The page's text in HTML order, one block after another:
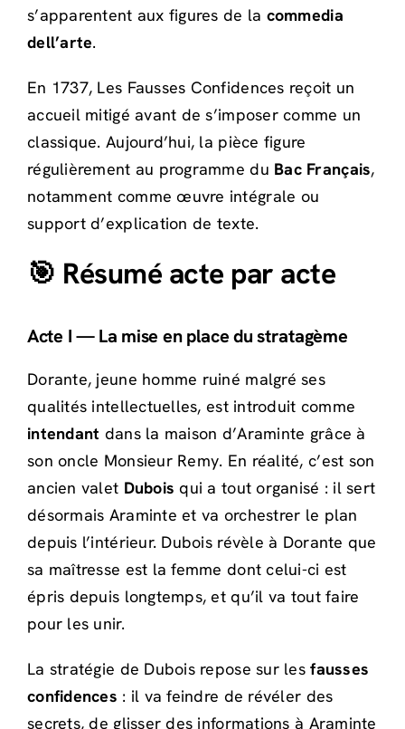
s’apparentent aux figures de la commedia
dell’arte.
En 1737, Les Fausses Confidences reçoit un
accueil mitigé avant de s’imposer comme un
classique. Aujourd’hui, la pièce figure
régulièrement au programme du Bac Français,
notamment comme œuvre intégrale ou
support d’explication de texte.
🎯 Résumé acte par acte
Acte I — La mise en place du stratagème
Dorante, jeune homme ruiné malgré ses
qualités intellectuelles, est introduit comme
intendant dans la maison d’Araminte grâce à
son oncle Monsieur Remy. En réalité, c’est son
ancien valet Dubois qui a tout organisé : il sert
désormais Araminte et va orchestrer le plan
depuis l’intérieur. Dubois révèle à Dorante que
sa maîtresse est la femme dont celui-ci est
épris depuis longtemps, et qu’il va tout faire
pour les unir.
La stratégie de Dubois repose sur lesfausses
confidences : il va feindre de révéler des
secrets, de glisser des informations à Araminte